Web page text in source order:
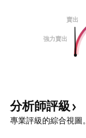
賣出
強力賣出
分析師評級
專業評級的綜合視圖。